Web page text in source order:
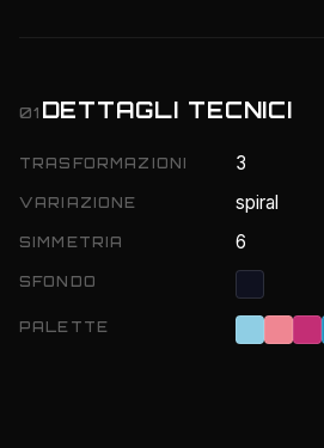
01 DETTAGLI TECNICI
TRASFORMAZIONI 3
VARIAZIONE spiral
SIMMETRIA 6
SFONDO
PALETTE